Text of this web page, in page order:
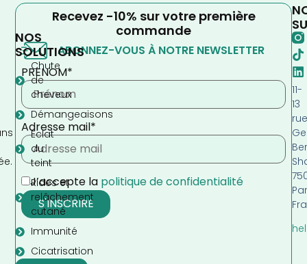
Recevez -10% sur votre première
commande
ABONNEZ-VOUS À NOTRE NEWSLETTER
PRENOM*
Adresse mail*
J’accepte la politique de confidentialité
NOS
SOLUTIONS
Chute
de
cheveux
Démangeaisons
Eclat
du
teint
Rides et
relâchement
cutané
Immunité
Cicatrisation
11-
13
rue